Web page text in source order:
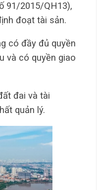
91/2015/QH13),
đoạt tài sản.
có đầy đủ quyền
và có quyền giao
đai và tài
quản lý.